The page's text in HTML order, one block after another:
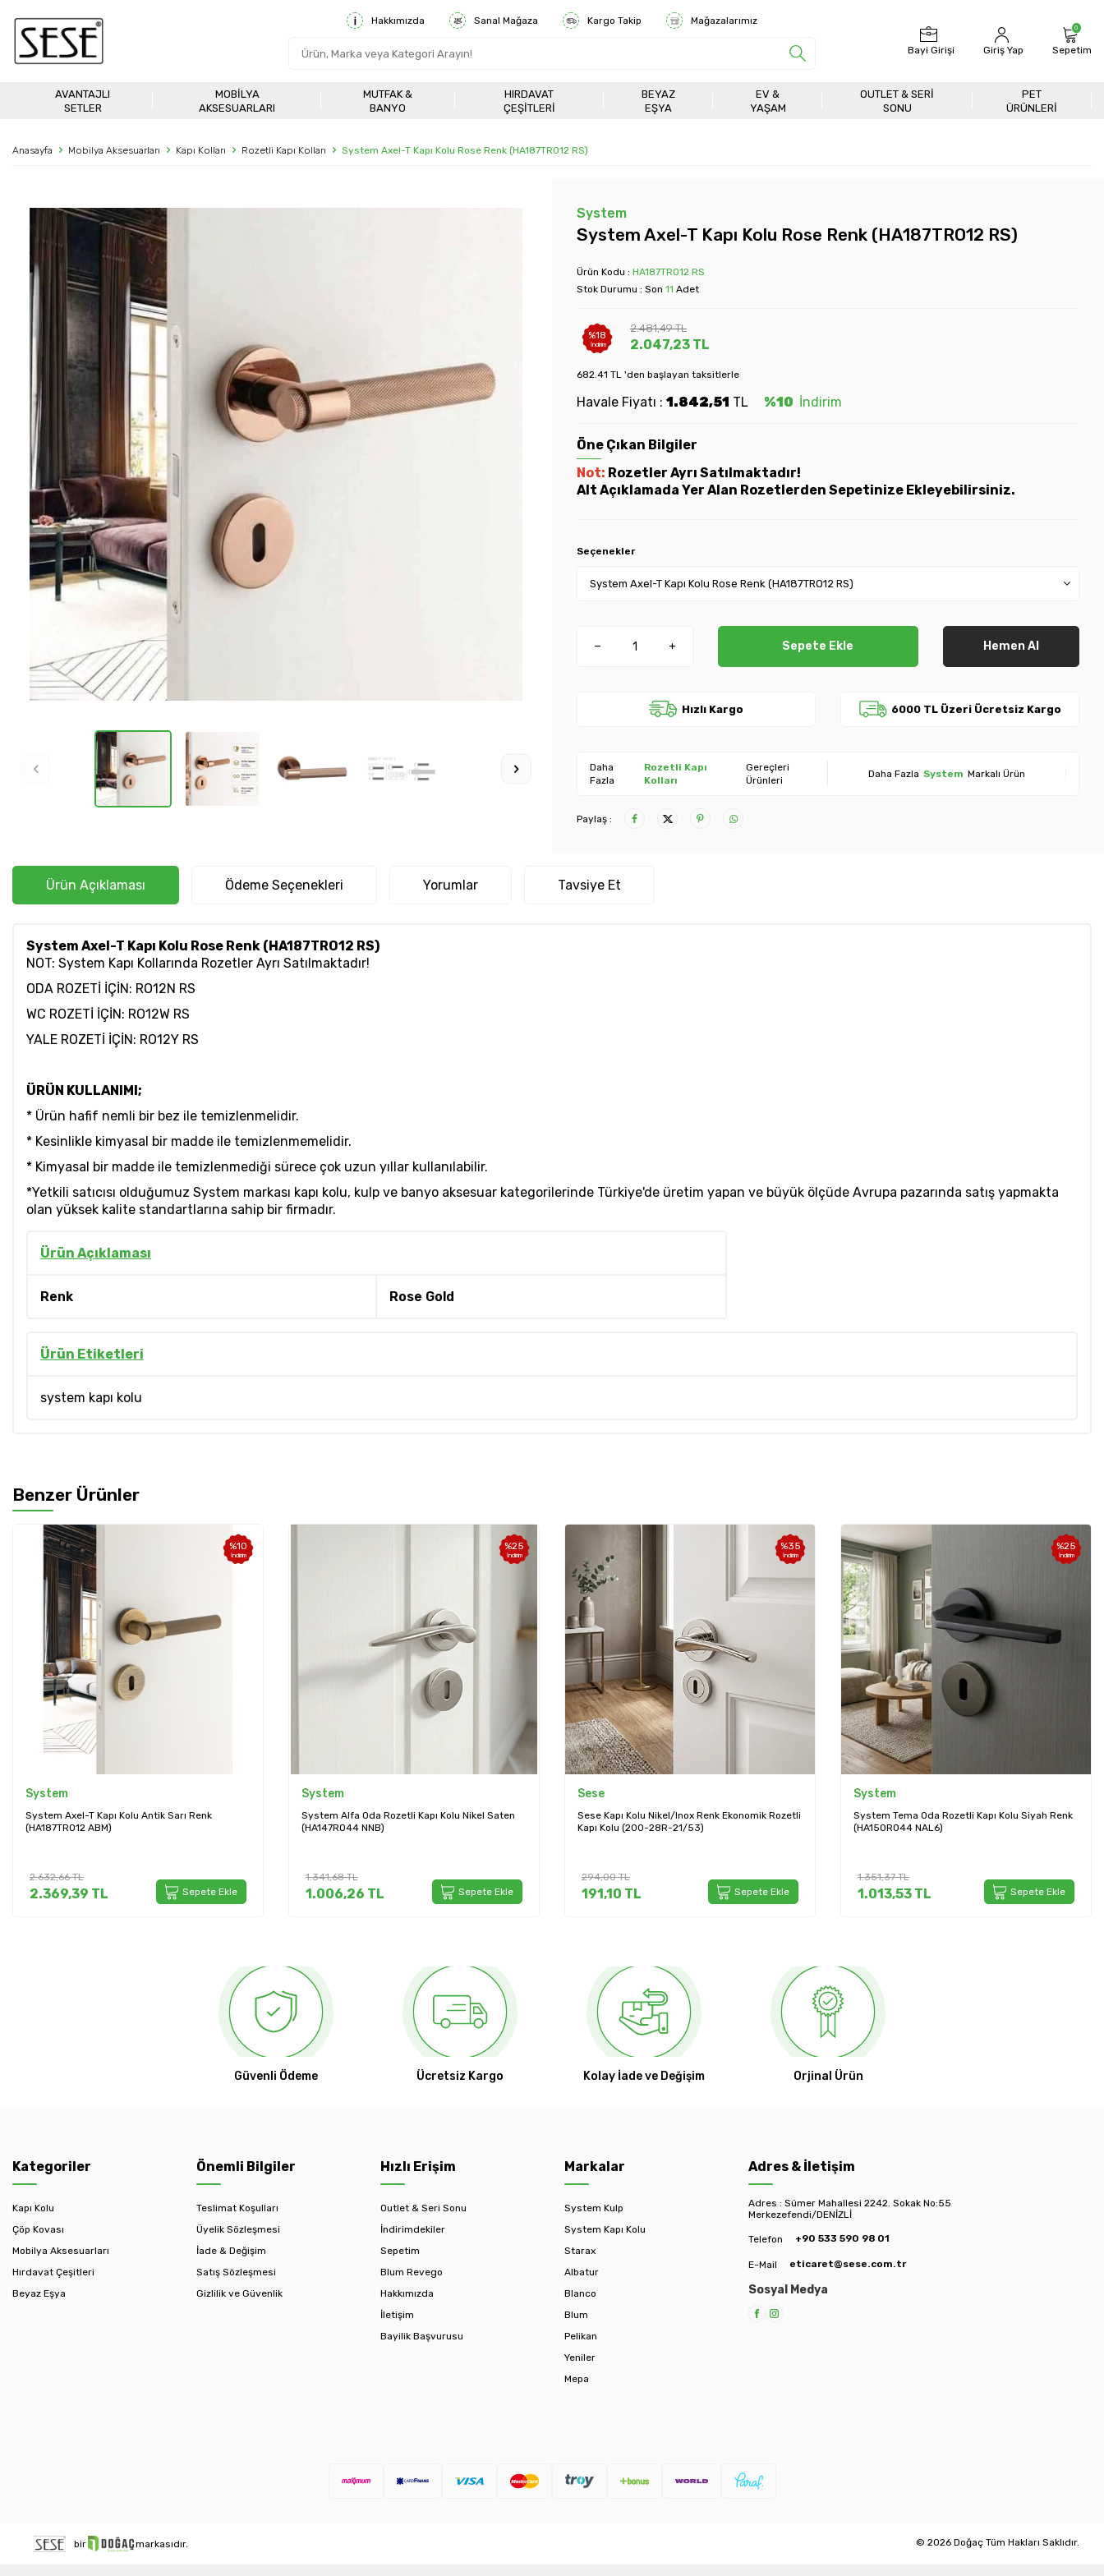
Hakkımızda Sanal Mağaza Kargo Takip Mağazalarımız
Bayi Girişi Giriş Yap
0
Sepetim
AVANTAJLI
SETLER
MOBILYA
AKSESUARLARI
MUTFAK &
BANYO
HIRDAVAT
ÇEŞITLERI
BEYAZ
EŞYA
EV &
YAŞAM
OUTLET & SERI
SONU
PET
ÜRÜNLERİ
Anasayfa Mobilya Aksesuarları Kapı Kolları Rozetli Kapı Kolları System Axel-T Kapı Kolu Rose Renk (HA187TRO12 RS)
System
System Axel-T Kapı Kolu Rose Renk (HA187TRO12 RS)
Ürün Kodu : HA187TRO12 RS
Stok Durumu : Son 11 Adet
%18
İndirim
2.481,49TL
2.047,23 TL
682.41 TL 'den başlayan taksitlerle
Havale Fiyatı : 1.842,51 TL %10 İndirim
Öne Çıkan Bilgiler
Not: Rozetler Ayrı Satılmaktadır!
Alt Açıklamada Yer Alan Rozetlerden Sepetinize Ekleyebilirsiniz.
Seçenekler
Sepete Ekle Hemen Al
Hızlı Kargo 6000 TL Üzeri Ücretsiz Kargo
Daha
Fazla
Rozetli Kapı
Kolları
Gereçleri
Ürünleri
Daha Fazla System Markalı Ürün
Paylaş :
Ürün Açıklaması Ödeme Seçenekleri Yorumlar Tavsiye Et
System Axel-T Kapı Kolu Rose Renk (HA187TRO12 RS)
NOT: System Kapı Kollarında Rozetler Ayrı Satılmaktadır!
ODA ROZETİ İÇİN: RO12N RS
WC ROZETİ İÇİN: RO12W RS
YALE ROZETİ İÇİN: RO12Y RS
ÜRÜN KULLANIMI;
* Ürün hafif nemli bir bez ile temizlenmelidir.
* Kesinlikle kimyasal bir madde ile temizlenmemelidir.
* Kimyasal bir madde ile temizlenmediği sürece çok uzun yıllar kullanılabilir.
*Yetkili satıcısı olduğumuz System markası kapı kolu, kulp ve banyo aksesuar kategorilerinde Türkiye'de üretim yapan ve büyük ölçüde Avrupa pazarında satış yapmakta
olan yüksek kalite standartlarına sahip bir firmadır.
Ürün Açıklaması
Renk Rose Gold
Ürün Etiketleri
system kapı kolu
Benzer Ürünler
%10
İndirim
System
System Axel-T Kapı Kolu Antik Sarı Renk
(HA187TRO12 ABM)
2.632,66TL
2.369,39 TL Sepete Ekle
%25
İndirim
System
System Alfa Oda Rozetli Kapı Kolu Nikel Saten
(HA147RO44 NNB)
1.341,68TL
1.006,26 TL Sepete Ekle
%35
İndirim
Sese
Sese Kapı Kolu Nikel/Inox Renk Ekonomik Rozetli
Kapı Kolu (200-28R-21/53)
294,00TL
191,10 TL Sepete Ekle
%25
İndirim
System
System Tema Oda Rozetli Kapı Kolu Siyah Renk
(HA150RO44 NAL6)
1.351,37TL
1.013,53 TL Sepete Ekle
Güvenli Ödeme Ücretsiz Kargo Kolay İade ve Değişim Orjinal Ürün
Kategoriler
Kapı Kolu
Çöp Kovası
Mobilya Aksesuarları
Hırdavat Çeşitleri
Beyaz Eşya
Önemli Bilgiler
Teslimat Koşulları
Üyelik Sözleşmesi
İade & Değişim
Satış Sözleşmesi
Gizlilik ve Güvenlik
Hızlı Erişim
Outlet & Seri Sonu
İndirimdekiler
Sepetim
Blum Revego
Hakkımızda
İletişim
Bayilik Başvurusu
Markalar
System Kulp
System Kapı Kolu
Starax
Albatur
Blanco
Blum
Pelikan
Yeniler
Mepa
Adres & İletişim
Adres : Sümer Mahallesi 2242. Sokak No:55
Merkezefendi/DENİZLİ
Telefon +90 533 590 98 01
E-Mail eticaret@sese.com.tr
Sosyal Medya
bir markasıdır. © 2026 Doğaç Tüm Hakları Saklıdır.